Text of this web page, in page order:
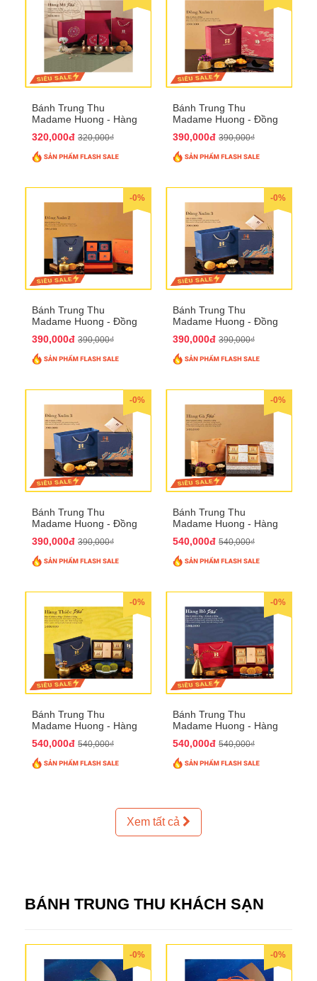
Bánh Trung Thu
Madame Huong - Hàng
320,000đ 320,000₫
Bánh Trung Thu
Madame Huong - Đồng
390,000đ 390,000₫
-0%
Bánh Trung Thu
Madame Huong - Đồng
390,000đ 390,000₫
-0%
Bánh Trung Thu
Madame Huong - Đồng
390,000đ 390,000₫
-0%
Bánh Trung Thu
Madame Huong - Đồng
390,000đ 390,000₫
-0%
Bánh Trung Thu
Madame Huong - Hàng
540,000đ 540,000₫
-0%
Bánh Trung Thu
Madame Huong - Hàng
540,000đ 540,000₫
-0%
Bánh Trung Thu
Madame Huong - Hàng
540,000đ 540,000₫
Xem tất cả
BÁNH TRUNG THU KHÁCH SẠN
-0% -0%